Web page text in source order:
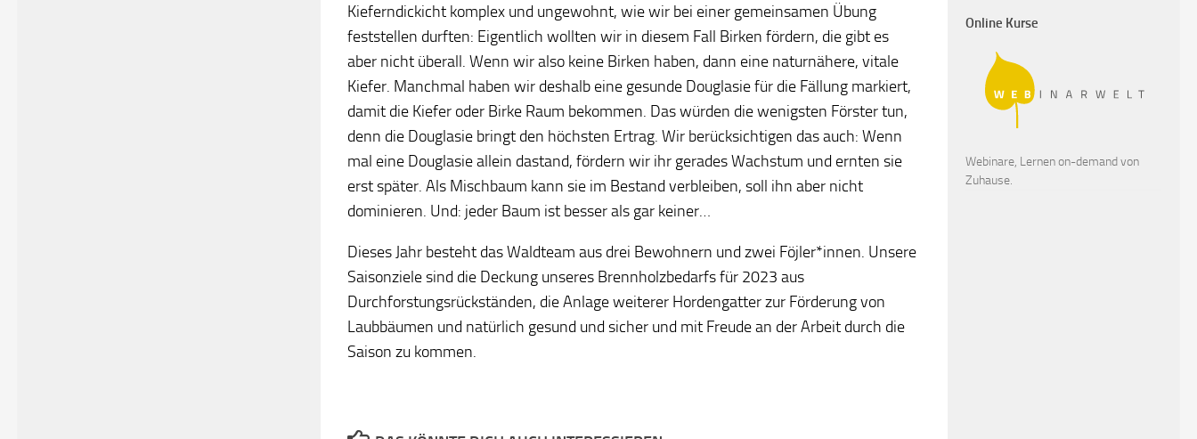
Kieferndickicht komplex und ungewohnt, wie wir bei einer gemeinsamen Übung
feststellen durften: Eigentlich wollten wir in diesem Fall Birken fördern, die gibt es
aber nicht überall. Wenn wir also keine Birken haben, dann eine naturnähere, vitale
Kiefer. Manchmal haben wir deshalb eine gesunde Douglasie für die Fällung markiert,
damit die Kiefer oder Birke Raum bekommen. Das würden die wenigsten Förster tun,
denn die Douglasie bringt den höchsten Ertrag. Wir berücksichtigen das auch: Wenn
mal eine Douglasie allein dastand, fördern wir ihr gerades Wachstum und ernten sie
erst später. Als Mischbaum kann sie im Bestand verbleiben, soll ihn aber nicht
dominieren. Und: jeder Baum ist besser als gar keiner…
Dieses Jahr besteht das Waldteam aus drei Bewohnern und zwei Föjler*innen. Unsere
Saisonziele sind die Deckung unseres Brennholzbedarfs für 2023 aus
Durchforstungsrückständen, die Anlage weiterer Hordengatter zur Förderung von
Laubbäumen und natürlich gesund und sicher und mit Freude an der Arbeit durch die
Saison zu kommen.
Online Kurse
Webinare, Lernen on-demand von
Zuhause.